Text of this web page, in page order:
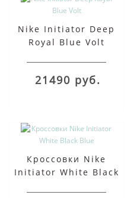
Nike Initiator Deep
Royal Blue Volt
21490 руб.
Кроссовки Nike
Initiator White Black